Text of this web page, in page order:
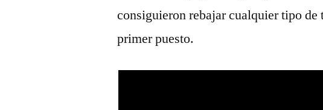
consiguieron rebajar cualquier tipo de
primer puesto.